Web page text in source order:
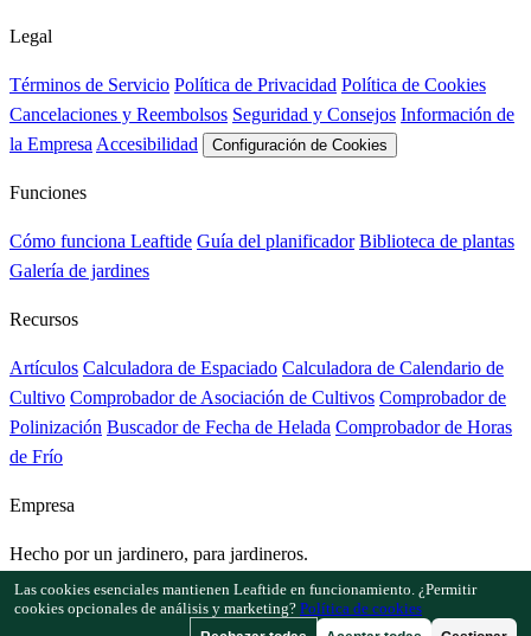
Legal
Términos de Servicio Política de Privacidad Política de Cookies
Cancelaciones y Reembolsos Seguridad y Consejos Información de
la Empresa Accesibilidad Configuración de Cookies
Funciones
Cómo funciona Leaftide Guía del planificador Biblioteca de plantas
Galería de jardines
Recursos
Artículos Calculadora de Espaciado Calculadora de Calendario de
Cultivo Comprobador de Asociación de Cultivos Comprobador de
Polinización Buscador de Fecha de Helada Comprobador de Horas
de Frío
Empresa
Hecho por un jardinero, para jardineros.
Desarrollado y mantenido en el Reino Unido.
© 2026 Leaftide. Todos los derechos reservados.
Las cookies esenciales mantienen Leaftide en funcionamiento. ¿Permitir
cookies opcionales de análisis y marketing? Política de cookies